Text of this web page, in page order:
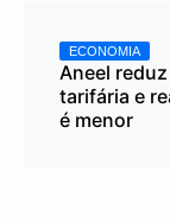
ECONOMIA
Aneel
tarifária e
é menor